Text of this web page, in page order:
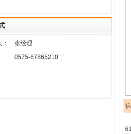
张经理
0575-87865210